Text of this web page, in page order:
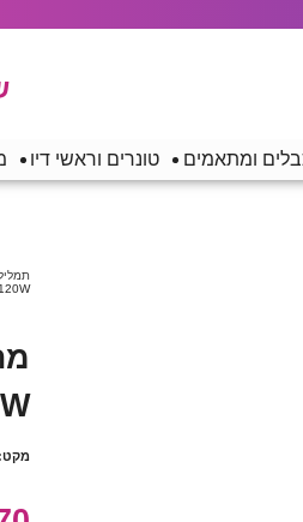
ומתאמים טונרים וראשי דיו
תמליל
מקט: